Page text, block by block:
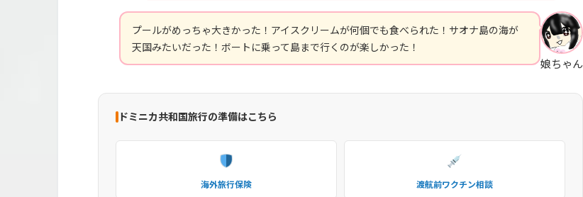
娘ちゃん
プールがめっちゃ大きかった！アイスクリームが何個でも食べられた！サオナ島の海が
天国みたいだった！ボートに乗って島まで行くのが楽しかった！
ドミニカ共和国旅行の準備はこちら
海外旅行保険 渡航前ワクチン相談